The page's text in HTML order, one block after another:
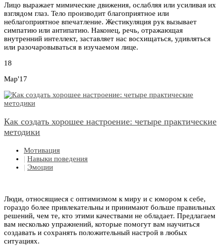
Лицо выражает мимические движения, ослабляя или усиливая их
взглядом глаз. Тело производит благоприятное или
неблагоприятное впечатление. Жестикуляция рук вызывает
симпатию или антипатию. Наконец, речь, отражающая
внутренний интеллект, заставляет нас восхищаться, удивляться
или разочаровываться в изучаемом лице.
18
Мар'17
Как создать хорошее настроение: четыре практические
методики
Мотивация
| Навыки поведения
| Эмоции
Люди, относящиеся с оптимизмом к миру и с юмором к себе,
гораздо более привлекательны и принимают больше правильных
решений, чем те, кто этими качествами не обладает. Предлагаем
вам несколько упражнений, которые помогут вам научиться
создавать и сохранять положительный настрой в любых
ситуациях.